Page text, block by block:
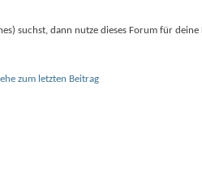
suchst, dann nutze dieses Forum für deine